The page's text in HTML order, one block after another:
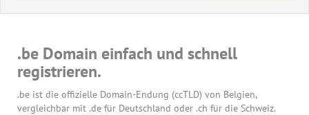
.be Domain einfach und schnell
registrieren.
.be ist die offizielle Domain-Endung (ccTLD) von Belgien,
vergleichbar mit .de für Deutschland oder .ch für die Schweiz.